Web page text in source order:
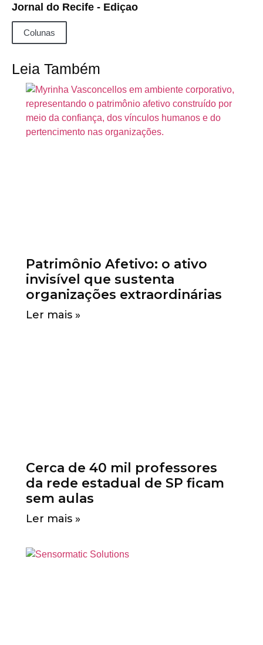
Jornal do Recife - Ediçao
Colunas
Leia Também
Patrimônio Afetivo: o ativo
invisível que sustenta
organizações extraordinárias
Ler mais »
Cerca de 40 mil professores
da rede estadual de SP ficam
sem aulas
Ler mais »